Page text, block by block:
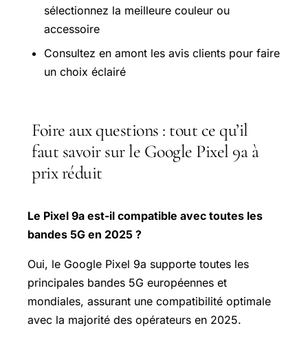
sélectionnez la meilleure couleur ou
accessoire
Consultez en amont les avis clients pour faire
un choix éclairé
Foire aux questions : tout ce qu’il
faut savoir sur le Google Pixel 9a à
prix réduit
Le Pixel 9a est-il compatible avec toutes les
bandes 5G en 2025 ?
Oui, le Google Pixel 9a supporte toutes les
principales bandes 5G européennes et
mondiales, assurant une compatibilité optimale
avec la majorité des opérateurs en 2025.